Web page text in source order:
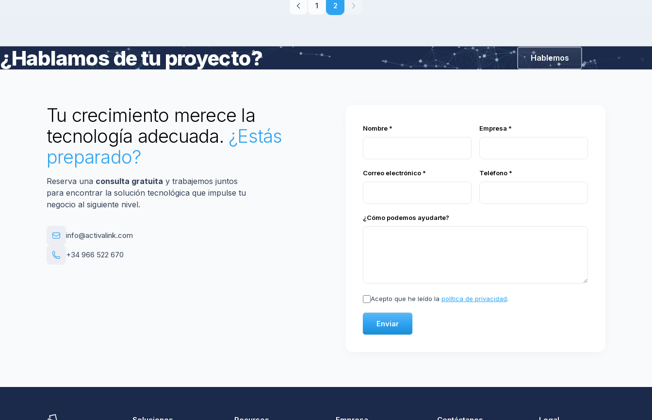
1 2
¿Hablamos de tu proyecto? Hablemos
Tu crecimiento merece la
tecnología adecuada. ¿Estás
preparado?
Reserva una consulta gratuita y trabajemos juntos
para encontrar la solución tecnológica que impulse tu
negocio al siguiente nivel.
info@activalink.com
+34 966 522 670
Nombre * Empresa *
Correo electrónico * Teléfono *
¿Cómo podemos ayudarte?
Acepto que he leído la política de privacidad.
Enviar